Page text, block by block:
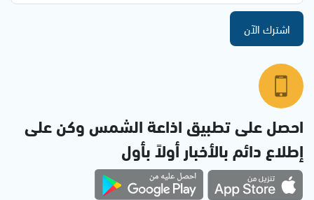
اشترك الآن
احصل على تطبيق اذاعة الشمس وكن على
إطلاع دائم بالأخبار أولاً بأول